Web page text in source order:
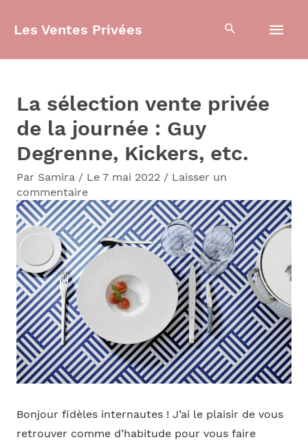
Les Ventes Privées
La sélection vente privée
de la journée : Guy
Degrenne, Kickers, etc.
Par Samira / Le 7 mai 2022 / Laisser un
commentaire
Bonjour fidèles internautes ! J’ai le plaisir de vous
retrouver comme d’habitude pour vous faire